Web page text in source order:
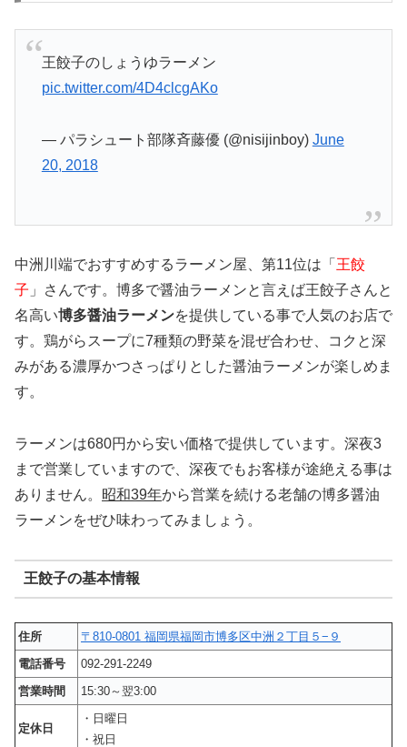
王餃子のしょうゆラーメン
pic.twitter.com/4D4clcgAKo
— パラシュート部隊斉藤優 (@nisijinboy) June
20, 2018
中洲川端でおすすめするラーメン屋、第11位は「 王餃
子 」さんです。博多で醤油ラーメンと言えば王餃子さんと
名高い博多醤油ラーメンを提供している事で人気のお店で
す。鶏がらスープに7種類の野菜を混ぜ合わせ、コクと深
みがある濃厚かつさっぱりとした醤油ラーメンが楽しめま
す。
ラーメンは680円から安い価格で提供しています。深夜3
まで営業していますので、深夜でもお客様が途絶える事は
ありません。 昭和39年から営業を続ける老舗の博多醤油
ラーメンをぜひ味わってみましょう。
王餃子の基本情報
住所
〒810-0801 福岡県福岡市博多区中洲２丁目５−９
電話番号
092-291-2249
営業時間
15:30～翌3:00
定休日
・日曜日
・祝日